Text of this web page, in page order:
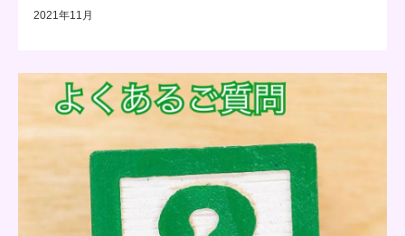
2021年11月